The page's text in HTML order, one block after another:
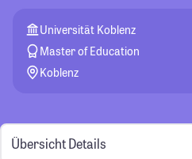
Universität Koblenz
Master of Education
Koblenz
Übersicht Details